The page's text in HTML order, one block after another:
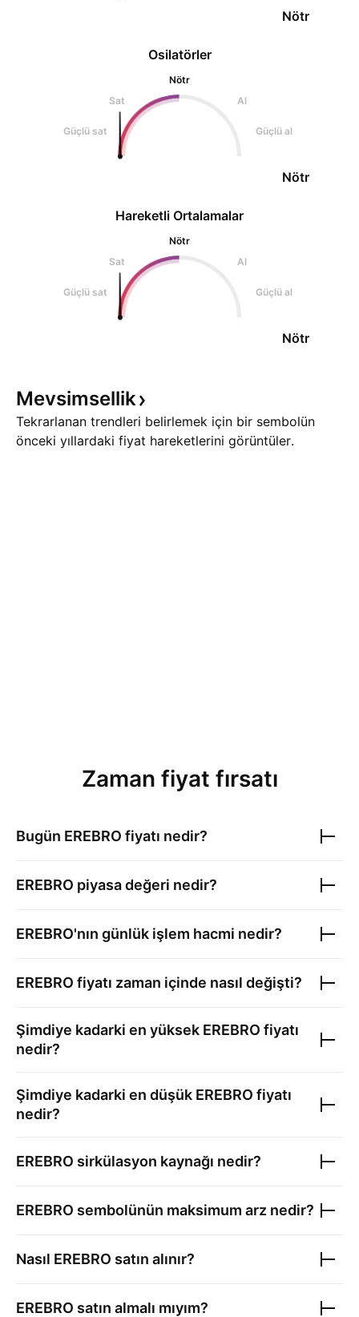
Osilatörler
Nötr
Sat
Al
Güçlü sat Güçlü al
Nötr
Nötr
Hareketli Ortalamalar
Nötr
Sat
Al
Güçlü sat Güçlü al
Nötr
Mevsimsellik
Tekrarlanan trendleri belirlemek için bir sembolün
önceki yıllardaki fiyat hareketlerini görüntüler.
Zaman fiyat fırsatı
Bugün EREBRO fiyatı nedir?
EREBRO piyasa değeri nedir?
EREBRO'nın günlük işlem hacmi nedir?
EREBRO fiyatı zaman içinde nasıl değişti?
Şimdiye kadarki en yüksek EREBRO fiyatı
nedir?
Şimdiye kadarki en düşük EREBRO fiyatı
nedir?
EREBRO sirkülasyon kaynağı nedir?
EREBRO sembolünün maksimum arz nedir?
Nasıl EREBRO satın alınır?
EREBRO satın almalı mıyım?